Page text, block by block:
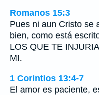
Romanos 15:3
Pues ni aun Cristo se
bien, como está
LOS QUE TE
MI.
1 Corintios 13:4-7
El amor es paciente,